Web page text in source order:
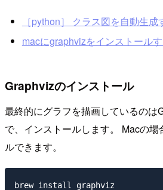
［python］ クラス図を自動生成
macにgraphvizをインストール
Graphvizのインストール
最終的にグラフを描画しているのは
で、インストールします。 Macの
ルできます。